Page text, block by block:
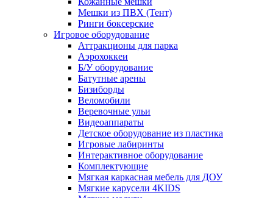
Мешки из ПВХ (Тент)
Ринги боксерские
Игровое оборудование
Аттракционы для парка
Аэрохоккеи
Б/У оборудование
Батутные арены
Бизиборды
Веломобили
Веревочные ульи
Видеоаппараты
Детское оборудование из пластика
Игровые лабиринты
Интерактивное оборудование
Комплектующие
Мягкая каркасная мебель для ДОУ
Мягкие карусели 4KIDS